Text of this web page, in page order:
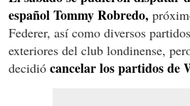
español Tommy Robredo,
Federer, así como diversos
exteriores del club londinense,
decidió cancelar los partidos de